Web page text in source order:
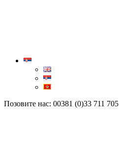
Позовите нас: 00381 (0)33 711 705